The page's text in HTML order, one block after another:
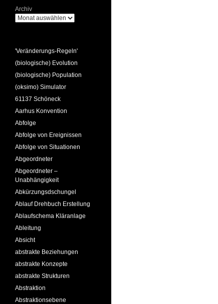
Archiv
'Veränderungs-Regeln'
(biologische) Evolution
(biologische) Population
(oksimo) Simulator
61137 Schöneck
Aarhus Konvention
Abfolge
Abfolge von Ereignissen
Abfolge von Situationen
Abgeordneter
Abgeordneter –
Unabhängigkeit
Abkürzungsdschungel
Ablauf Drehbuch Erstellung
Ablaufschema Kläranlage
Ableitung
Absicht
abstrakte Beziehungen
abstrakte Konzepte
abstrakte Strukturen
Abstraktion
Abstraktionsebene